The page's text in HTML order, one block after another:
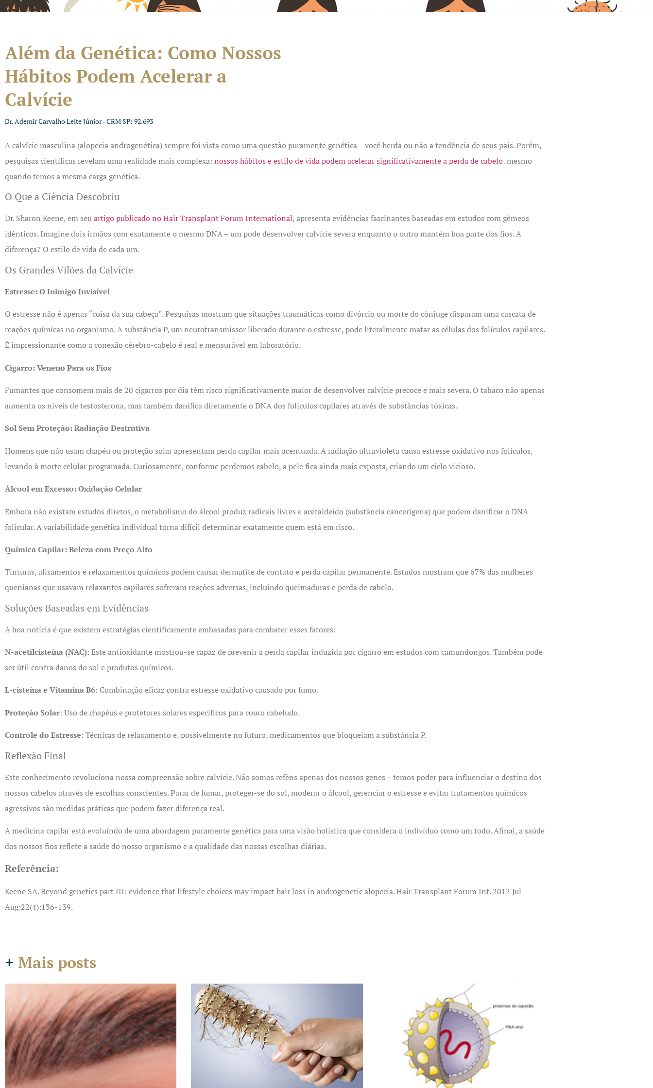
Além da Genética: Como Nossos
Hábitos Podem Acelerar a
Calvície
Dr. Ademir Carvalho Leite Júnior - CRM SP: 92.693
A calvície masculina (alopecia androgenética) sempre foi vista como uma questão puramente genética – você herda ou não a tendência de seus pais. Porém,
pesquisas científicas revelam uma realidade mais complexa: nossos hábitos e estilo de vida podem acelerar significativamente a perda de cabelo, mesmo
quando temos a mesma carga genética.
O Que a Ciência Descobriu
Dr. Sharon Keene, em seuartigo publicado no Hair Transplant Forum International, apresenta evidências fascinantes baseadas em estudos com gêmeos
idênticos. Imagine dois irmãos com exatamente o mesmo DNA – um pode desenvolver calvície severa enquanto o outro mantém boa parte dos fios. A
diferença? O estilo de vida de cada um.
Os Grandes Vilões da Calvície
Estresse: O Inimigo Invisível
O estresse não é apenas “coisa da sua cabeça”. Pesquisas mostram que situações traumáticas como divórcio ou morte do cônjuge disparam uma cascata de
reações químicas no organismo. A substância P, um neurotransmissor liberado durante o estresse, pode literalmente matar as células dos folículos capilares.
É impressionante como a conexão cérebro-cabelo é real e mensurável em laboratório.
Cigarro: Veneno Para os Fios
Fumantes que consomem mais de 20 cigarros por dia têm risco significativamente maior de desenvolver calvície precoce e mais severa. O tabaco não apenas
aumenta os níveis de testosterona, mas também danifica diretamente o DNA dos folículos capilares através de substâncias tóxicas.
Sol Sem Proteção: Radiação Destrutiva
Homens que não usam chapéu ou proteção solar apresentam perda capilar mais acentuada. A radiação ultravioleta causa estresse oxidativo nos folículos,
levando à morte celular programada. Curiosamente, conforme perdemos cabelo, a pele fica ainda mais exposta, criando um ciclo vicioso.
Álcool em Excesso: Oxidação Celular
Embora não existam estudos diretos, o metabolismo do álcool produz radicais livres e acetaldeído (substância cancerígena) que podem danificar o DNA
folicular. A variabilidade genética individual torna difícil determinar exatamente quem está em risco.
Química Capilar: Beleza com Preço Alto
Tinturas, alisamentos e relaxamentos químicos podem causar dermatite de contato e perda capilar permanente. Estudos mostram que 67% das mulheres
quenianas que usavam relaxantes capilares sofreram reações adversas, incluindo queimaduras e perda de cabelo.
Soluções Baseadas em Evidências
A boa notícia é que existem estratégias cientificamente embasadas para combater esses fatores:
N-acetilcisteína (NAC): Este antioxidante mostrou-se capaz de prevenir a perda capilar induzida por cigarro em estudos com camundongos. Também pode
ser útil contra danos do sol e produtos químicos.
L-cisteína e Vitamina B6: Combinação eficaz contra estresse oxidativo causado por fumo.
Proteção Solar: Uso de chapéus e protetores solares específicos para couro cabeludo.
Controle do Estresse: Técnicas de relaxamento e, possivelmente no futuro, medicamentos que bloqueiam a substância P.
Reflexão Final
Este conhecimento revoluciona nossa compreensão sobre calvície. Não somos reféns apenas dos nossos genes – temos poder para influenciar o destino dos
nossos cabelos através de escolhas conscientes. Parar de fumar, proteger-se do sol, moderar o álcool, gerenciar o estresse e evitar tratamentos químicos
agressivos são medidas práticas que podem fazer diferença real.
A medicina capilar está evoluindo de uma abordagem puramente genética para uma visão holística que considera o indivíduo como um todo. Afinal, a saúde
dos nossos fios reflete a saúde do nosso organismo e a qualidade das nossas escolhas diárias.
Referência:
Keene SA. Beyond genetics part III: evidence that lifestyle choices may impact hair loss in androgenetic alopecia. Hair Transplant Forum Int. 2012 Jul-
Aug;22(4):136-139.
+ Mais posts